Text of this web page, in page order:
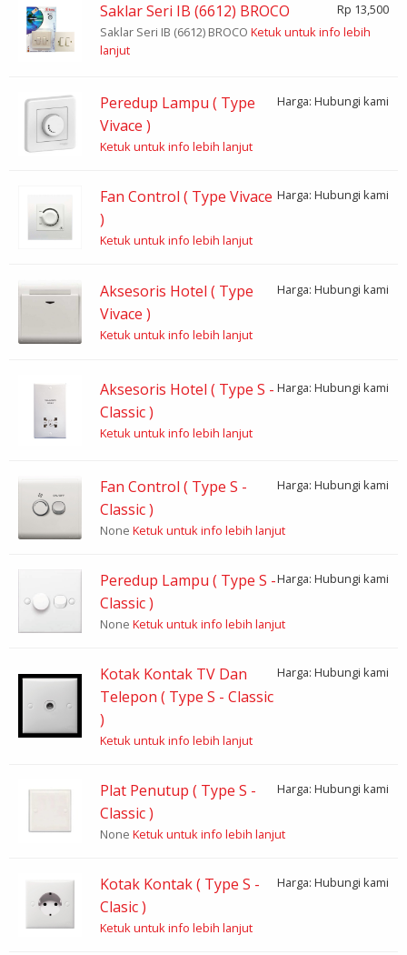
Saklar Seri IB (6612) BROCO
Rp 13,500
Saklar Seri IB (6612) BROCO Ketuk untuk info lebih
lanjut
Peredup Lampu ( Type
Vivace )
Harga: Hubungi kami
Ketuk untuk info lebih lanjut
Fan Control ( Type Vivace
)
Harga: Hubungi kami
Ketuk untuk info lebih lanjut
Aksesoris Hotel ( Type
Vivace )
Harga: Hubungi kami
Ketuk untuk info lebih lanjut
Aksesoris Hotel ( Type S -
Classic )
Harga: Hubungi kami
Ketuk untuk info lebih lanjut
Fan Control ( Type S -
Classic )
Harga: Hubungi kami
None Ketuk untuk info lebih lanjut
Peredup Lampu ( Type S -
Classic )
Harga: Hubungi kami
None Ketuk untuk info lebih lanjut
Kotak Kontak TV Dan
Telepon ( Type S - Classic
)
Harga: Hubungi kami
Ketuk untuk info lebih lanjut
Plat Penutup ( Type S -
Classic )
Harga: Hubungi kami
None Ketuk untuk info lebih lanjut
Kotak Kontak ( Type S -
Clasic )
Harga: Hubungi kami
Ketuk untuk info lebih lanjut